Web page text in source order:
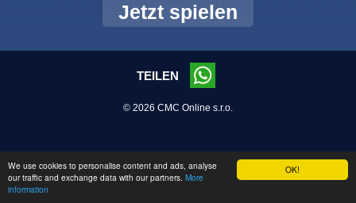
OK!
We use cookies to personalise content and ads, analyse
our traffic and exchange data with our partners. More
information
Jetzt spielen
TEILEN
© 2026 CMC Online s.r.o.